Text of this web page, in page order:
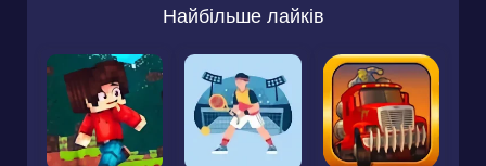
Найбільше лайків